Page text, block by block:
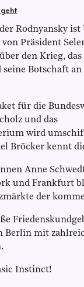
Rodnyansky ist
Präsident
den Krieg, das
Botschaft an
für die
und das
wird
Bröcker kennt
Anne
und Frankfurt
der
Berlin mit
Instinct!